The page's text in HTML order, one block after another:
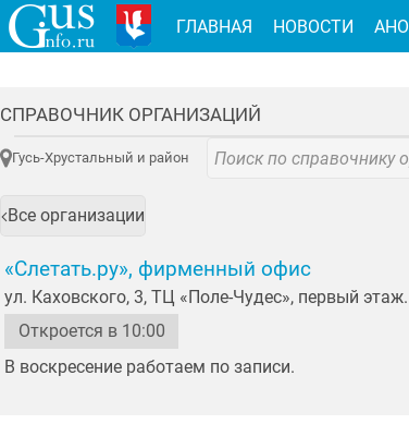
СПРАВОЧНИК ОРГАНИЗАЦИЙ
Гусь-Хрустальный и район
Все организации
«Слетать.ру», фирменный офис
ул. Каховского, 3, ТЦ «Поле-Чудес», первый этаж.
Откроется в 10:00
В воскресение работаем по записи.
ГЛАВНАЯ НОВОСТИ